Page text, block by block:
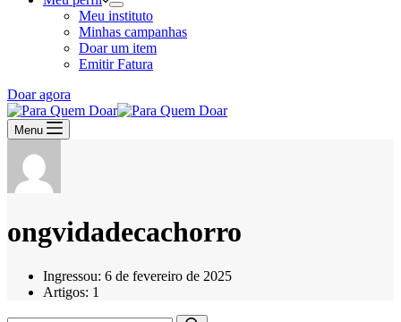
Meu instituto
Minhas campanhas
Doar um item
Emitir Fatura
Doar agora
Menu
ongvidadecachorro
Ingressou: 6 de fevereiro de 2025
Artigos: 1